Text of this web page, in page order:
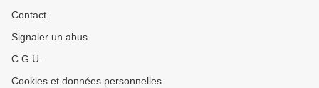
Contact
Signaler un abus
C.G.U.
Cookies et données personnelles